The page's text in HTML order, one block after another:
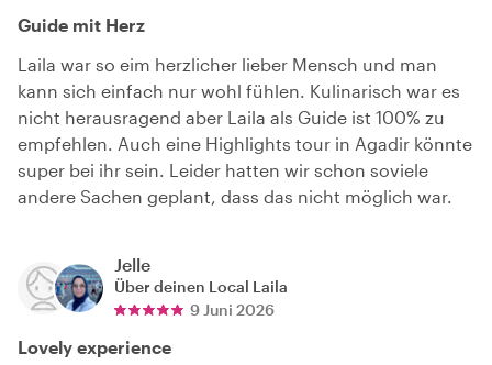
Guide mit Herz
Laila war so eim herzlicher lieber Mensch und man
kann sich einfach nur wohl fühlen. Kulinarisch war es
nicht herausragend aber Laila als Guide ist 100% zu
empfehlen. Auch eine Highlights tour in Agadir könnte
super bei ihr sein. Leider hatten wir schon soviele
andere Sachen geplant, dass das nicht möglich war.
Jelle
Über deinen Local Laila
9 Juni 2026
Lovely experience